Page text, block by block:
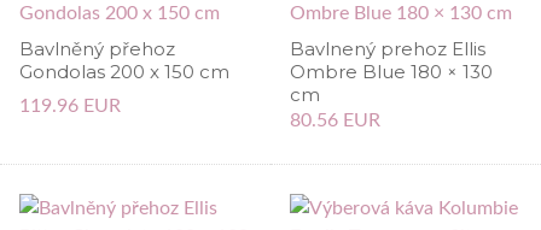
Bavlněný přehoz
Gondolas 200 x 150 cm
119.96 EUR
Bavlnený prehoz Ellis
Ombre Blue 180 × 130
cm
80.56 EUR